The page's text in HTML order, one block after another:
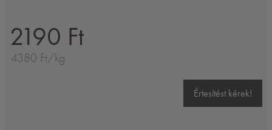
2190 Ft
4380 Ft/kg
Értesítést kérek!